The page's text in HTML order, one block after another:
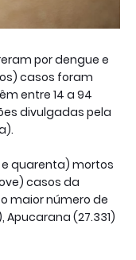
por dengue e
casos foram
entre 14 a 94
divulgadas pela
quarenta) mortos
casos da
maior número de
(27.331)